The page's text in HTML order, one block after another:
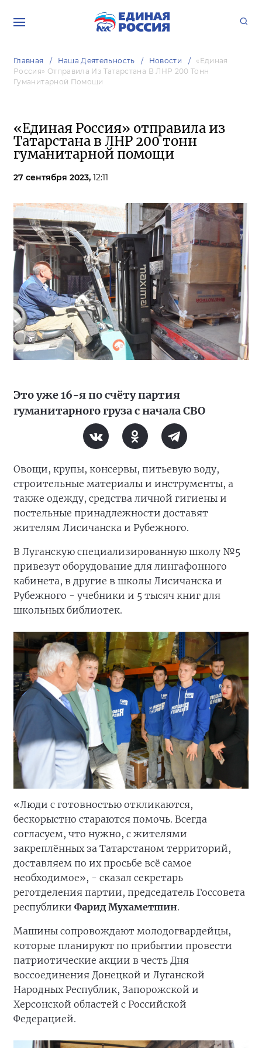
Главная Наша Деятельность Новости
«Единая
Россия» Отправила Из Татарстана В ЛНР 200 Тонн
Гуманитарной Помощи
«Единая Россия» отправила из
Татарстана в ЛНР 200 тонн
гуманитарной помощи
27 сентября 2023, 12:11
Это уже 16-я по счёту партия
гуманитарного груза с начала СВО
Овощи, крупы, консервы, питьевую воду,
строительные материалы и инструменты, а
также одежду, средства личной гигиены и
постельные принадлежности доставят
жителям Лисичанска и Рубежного.
В Луганскую специализированную школу №5
привезут оборудование для лингафонного
кабинета, в другие в школы Лисичанска и
Рубежного - учебники и 5 тысяч книг для
школьных библиотек.
«Люди с готовностью откликаются,
бескорыстно стараются помочь. Всегда
согласуем, что нужно, с жителями
закреплённых за Татарстаном территорий,
доставляем по их просьбе всё самое
необходимое», - сказал секретарь
реготделения партии, председатель Госсовета
республики Фарид Мухаметшин.
Машины сопровождают молодогвардейцы,
которые планируют по прибытии провести
патриотические акции в честь Дня
воссоединения Донецкой и Луганской
Народных Республик, Запорожской и
Херсонской областей с Российской
Федерацией.